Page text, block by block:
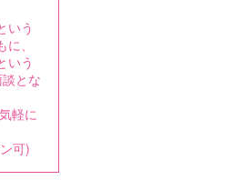
いう
、
いう
とな
軽に
可)